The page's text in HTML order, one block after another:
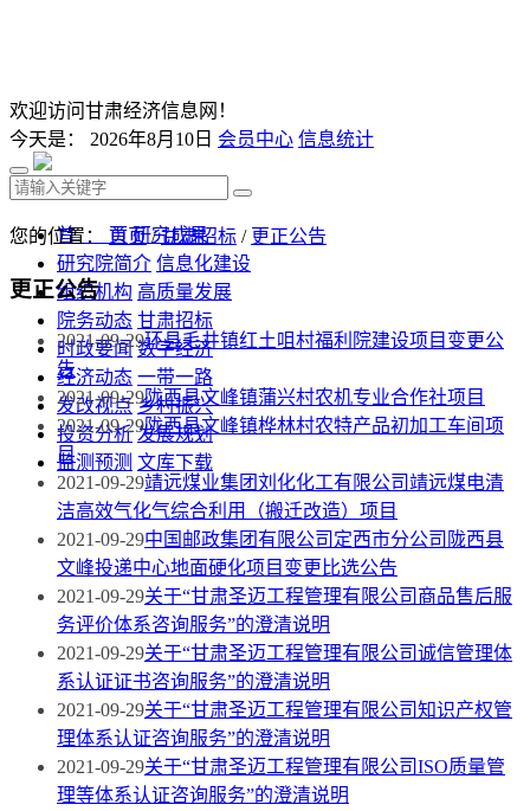
欢迎访问甘肃经济信息网！
今天是： 2026年8月10日 会员中心 信息统计
首 页 研究成果
研究院简介 信息化建设
组织机构 高质量发展
院务动态 甘肃招标
时政要闻 数字经济
经济动态 一带一路
发改视点 乡村振兴
投资分析 发展规划
监测预测 文库下载
您的位置： 首页/甘肃招标 / 更正公告
更正公告
2021-09-29环县毛井镇红土咀村福利院建设项目变更公
告
2021-09-29陇西县文峰镇蒲兴村农机专业合作社项目
2021-09-29陇西县文峰镇桦林村农特产品初加工车间项
目
2021-09-29靖远煤业集团刘化化工有限公司靖远煤电清
洁高效气化气综合利用（搬迁改造）项目
2021-09-29中国邮政集团有限公司定西市分公司陇西县
文峰投递中心地面硬化项目变更比选公告
2021-09-29关于“甘肃圣迈工程管理有限公司商品售后服
务评价体系咨询服务”的澄清说明
2021-09-29关于“甘肃圣迈工程管理有限公司诚信管理体
系认证证书咨询服务”的澄清说明
2021-09-29关于“甘肃圣迈工程管理有限公司知识产权管
理体系认证咨询服务”的澄清说明
2021-09-29关于“甘肃圣迈工程管理有限公司ISO质量管
理等体系认证咨询服务”的澄清说明